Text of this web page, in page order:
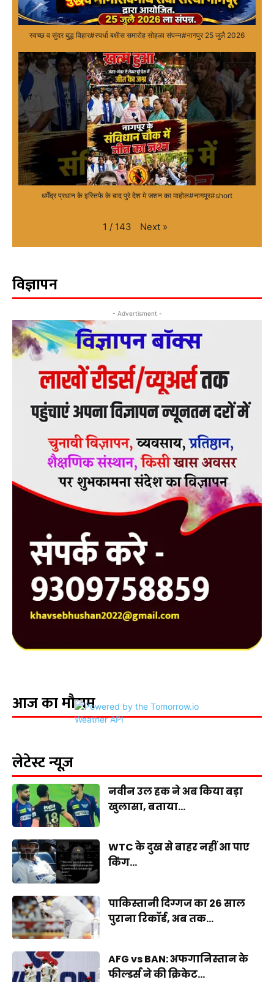
स्वच्छ व सुंदर बुद्ध विहार#स्पर्धा बक्षीस समारोह सोहळा संपन्न#नागपुर 25 जुलै 2026
धर्मेंद्र प्रधान के इस्तिफे के बाद पुरे देश मे जशन का माहोल#नागपूर#short
1 / 143 Next »
विज्ञापन
- Advertisment -
आज का मौसम
लेटेस्ट न्यूज़
नवीन उल हक ने अब किया बड़ा
खुलासा, बताया...
WTC के दुख से बाहर नहीं आ पाए
किंग...
पाकिस्तानी दिग्गज का 26 साल
पुराना रिकॉर्ड, अब तक...
AFG vs BAN: अफगानिस्तान के
फील्डर्स ने की क्रिकेट...